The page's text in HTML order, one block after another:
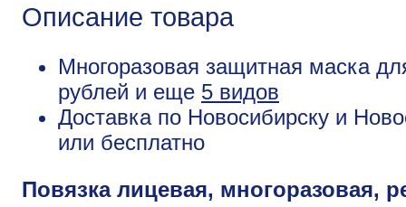
Описание товара
Многоразовая защитная маска
рублей и еще 5 видов
Доставка по Новосибирску и
или бесплатно
Повязка лицевая, многоразовая,